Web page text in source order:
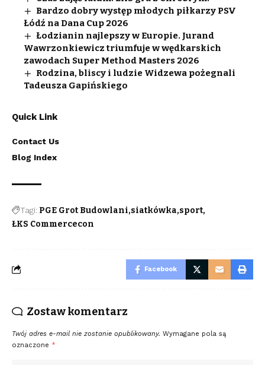
Bardzo dobry występ młodych piłkarzy PSV
Łódź na Dana Cup 2026
Łodzianin najlepszy w Europie. Jurand
Wawrzonkiewicz triumfuje w wędkarskich
zawodach Super Method Masters 2026
Rodzina, bliscy i ludzie Widzewa pożegnali
Tadeusza Gapińskiego
Quick Link
Contact Us
Blog Index
Tagi: PGE Grot Budowlani siatkówka sport
ŁKS Commercecon
Facebook
Zostaw komentarz
Twój adres e-mail nie zostanie opublikowany. Wymagane pola są
oznaczone *